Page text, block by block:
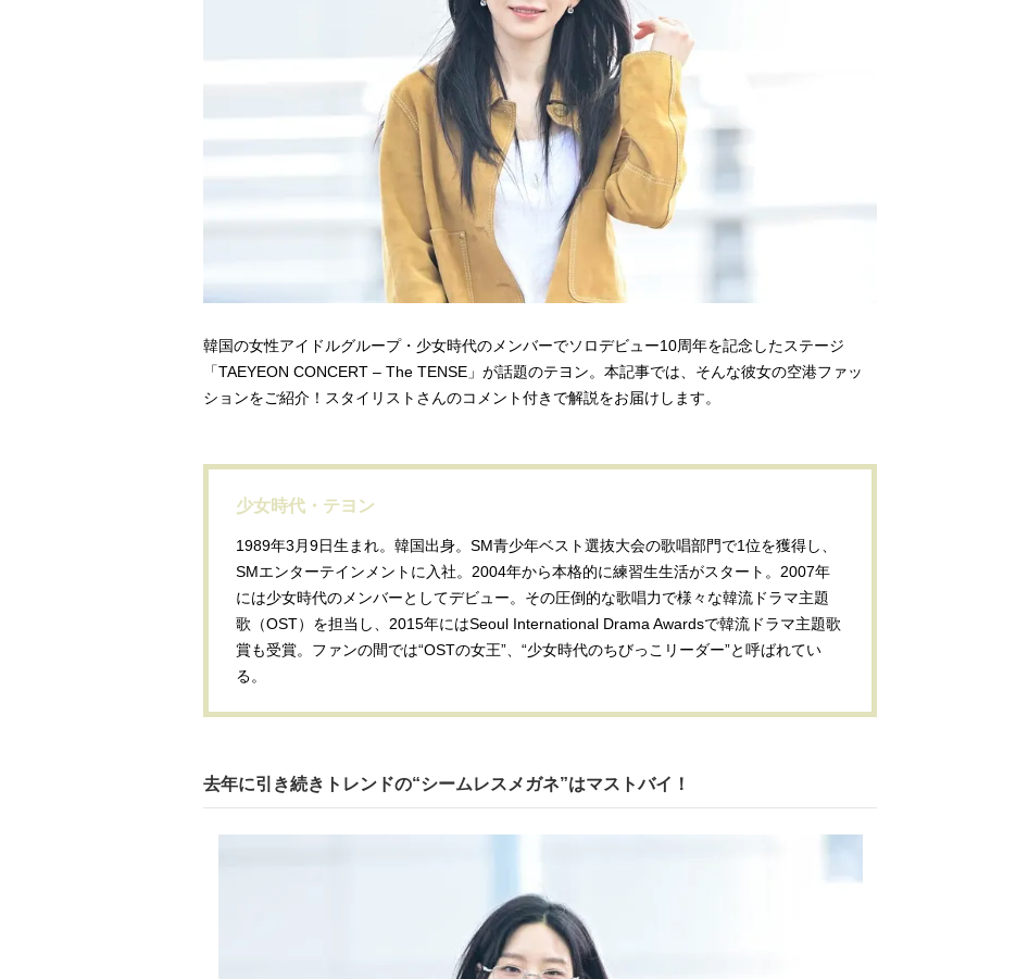
韓国の女性アイドルグループ・少女時代のメンバーでソロデビュー10周年を記念したステージ
「TAEYEON CONCERT – The TENSE」が話題のテヨン。本記事では、そんな彼女の空港ファッ
ションをご紹介！スタイリストさんのコメント付きで解説をお届けします。
少女時代・テヨン
1989年3月9日生まれ。韓国出身。SM青少年ベスト選抜大会の歌唱部門で1位を獲得し、
SMエンターテインメントに入社。2004年から本格的に練習生生活がスタート。2007年
には少女時代のメンバーとしてデビュー。その圧倒的な歌唱力で様々な韓流ドラマ主題
歌（OST）を担当し、2015年にはSeoul International Drama Awardsで韓流ドラマ主題歌
賞も受賞。ファンの間では“OSTの女王”、“少女時代のちびっこリーダー”と呼ばれてい
る。
去年に引き続きトレンドの“シームレスメガネ”はマストバイ！
【J’s Picks】ブランドまとめて愛
用中！ J-GIRL有田叶“鉄壁の相
棒”〈ビューティ＆ファッション
2026.08.07
【JJ専属モデルの素顔】ビューテ
ィ大好き！ 松川 星のお気に入り
コスメをCHECK
2025.12.16
【J’s Picks】J-GIRL早坂萌香の
【JJ専属モデルの素顔】ホ・ジウ
ォンの愛用スキンケアは敏感肌向
2025.12.09
BEAUTY
愛用スキンケア
【プロ伝授】”韓国っぽ”なウェー
ブヘア簡単アレンジのコツ！
新たなJ-GIRL＆J-BOYを選ぶ
「JJモデルオーディション
【元之介＆小西詠斗】ドラマ「席
【イケメンCOMIC】hue-goメン
バー独占インタビュー②／金子玄
矢「感情をズバーッと言葉にでき
た時は幸せ〜」
2026.08.07
LIFE STYLE
ュー目前のフレッシュな面々を独
aoen（アオエン）】自身がアーテ
ュー